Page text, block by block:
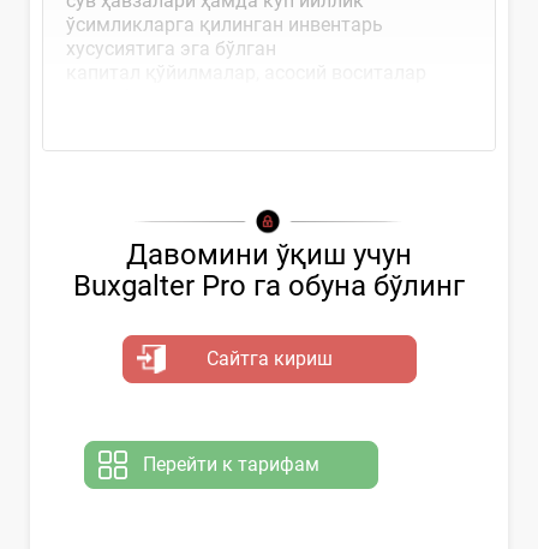
ўсимликларга қилинган инвентарь
хусусиятига эга бўлган
Давомини ўқиш учун
Buxgalter Pro га обуна бўлинг
Сайтга кириш
Перейти к тарифам